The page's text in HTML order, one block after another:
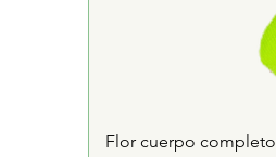
Flor cuerpo completo